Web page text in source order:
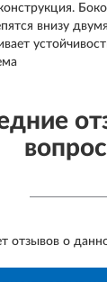
внизу
отзывов о